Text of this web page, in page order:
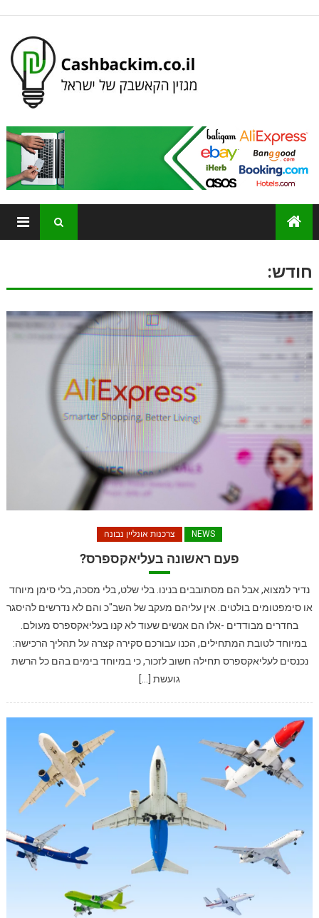
חודש:
NEWS צרכנות אונליין נבונה
פעם ראשונה בעליאקספרס?
נדיר למצוא, אבל הם מסתובבים בנינו. בלי שלט, בלי מסכה, בלי סימן מיוחד
או סימפטומים בולטים. אין עליהם מעקב של השב"כ והם לא נדרשים להיסגר
בחדרים מבודדים -אלו הם אנשים שעוד לא קנו בעליאקספרס מעולם.
במיוחד לטובת המתחילים, הכנו עבורכם סקירה קצרה על תהליך הרכישה:
נכנסים לעליאקספרס תחילה חשוב לזכור, כי במיוחד בימים בהם כל הרשת
גועשת […]